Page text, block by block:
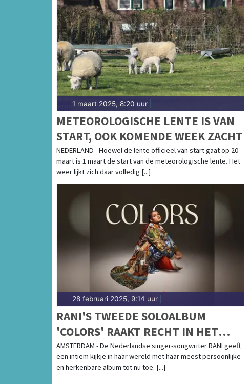
1 maart 2025, 8:20 uur
METEOROLOGISCHE LENTE IS VAN
START, OOK KOMENDE WEEK ZACHT
NEDERLAND - Hoewel de lente officieel van start gaat op 20
maart is 1 maart de start van de meteorologische lente. Het
weer lijkt zich daar volledig [...]
28 februari 2025, 9:14 uur
RANI'S TWEEDE SOLOALBUM
'COLORS' RAAKT RECHT IN HET
HART
AMSTERDAM - De Nederlandse singer-songwriter RANI geeft
een intiem kijkje in haar wereld met haar meest persoonlijke
en herkenbare album tot nu toe. [...]